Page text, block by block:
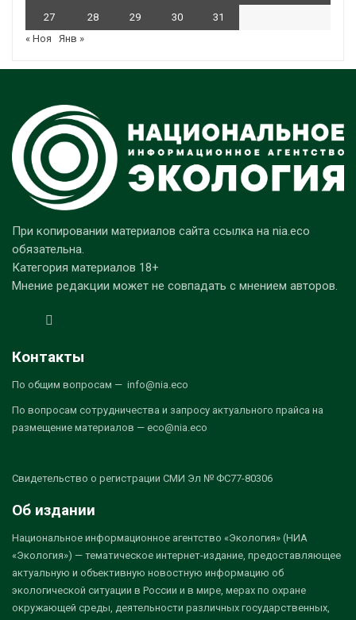
27 28 29 30
31
« Ноя
Янв »
При копировании материалов сайта ссылка на nia.eco
обязательна.
Категория материалов 18+
Мнение редакции может не совпадать с мнением авторов.
Контакты
По общим вопросам — info@nia.eco
По вопросам сотрудничества и запросу актуального прайса на
размещение материалов — eco@nia.eco
Свидетельство о регистрации СМИ Эл № ФС77-80306
Об издании
Национальное информационное агентство «Экология» (НИА
«Экология») — тематическое интернет-издание, предоставляющее
актуальную и объективную новостную информацию об
экологической ситуации в России и в мире, мерах по охране
окружающей среды, деятельности различных государственных,